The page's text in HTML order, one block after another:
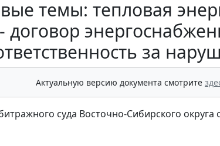
темы: тепловая
за
Актуальную версию документа смотрите
суда Восточно-Сибирского округа